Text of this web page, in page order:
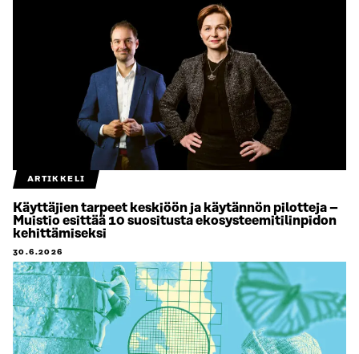
ARTIKKELI
Käyttäjien tarpeet keskiöön ja käytännön pilotteja –
Muistio esittää 10 suositusta ekosysteemitilinpidon
kehittämiseksi
30.6.2026